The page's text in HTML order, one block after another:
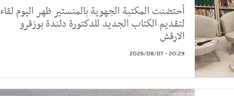
أحتضنت المكتبة الجهوية بالمنستير ظهر اليوم لقاء
لتقديم الكتاب الجديد للدكتورة دلندة بوزقرو
الارقش
20:29 - 2026/08/07